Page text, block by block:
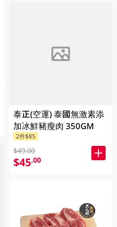
泰正(空運) 泰國無激素添
加冰鮮豬瘦肉 350GM
2件$85
$49.00
$45.00